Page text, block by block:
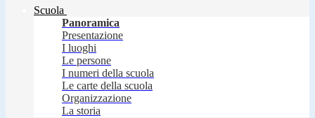
Scuola
Panoramica
Presentazione
I luoghi
Le persone
I numeri della scuola
Le carte della scuola
Organizzazione
La storia